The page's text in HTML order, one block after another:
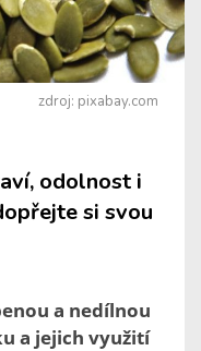
zdroj: pixabay.com
odolnost i
si svou
a nedílnou
a jejich využití